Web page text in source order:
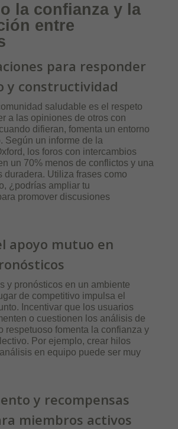
la confianza y la
entre
para responder
y constructividad
saludable es el respeto
a las opiniones de otros con
difieran, fomenta un entorno
Según un informe de la
los foros con intercambios
un 70% menos de conflictos y una
duradera. Utiliza frases como
¿podrías ampliar tu
promover discusiones
apoyo mutuo en
y pronósticos en un ambiente
de competitivo impulsa el
Incentivar que los usuarios
o cuestionen los análisis de
respetuoso fomenta la confianza y
Por ejemplo, crear hilos
en equipo puede ser muy
y recompensas
miembros activos